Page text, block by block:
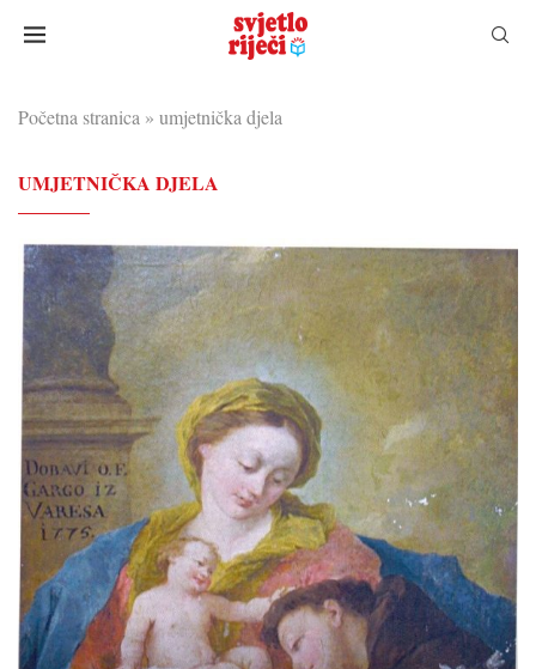
Početna stranica » umjetnička djela
UMJETNIČKA DJELA